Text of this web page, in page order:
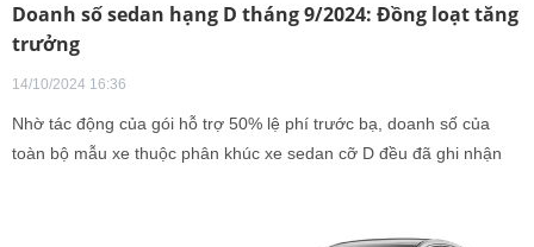
Doanh số sedan hạng D tháng 9/2024: Đồng loạt tăng
trưởng
14/10/2024 16:36
Nhờ tác động của gói hỗ trợ 50% lệ phí trước bạ, doanh số của
toàn bộ mẫu xe thuộc phân khúc xe sedan cỡ D đều đã ghi nhận